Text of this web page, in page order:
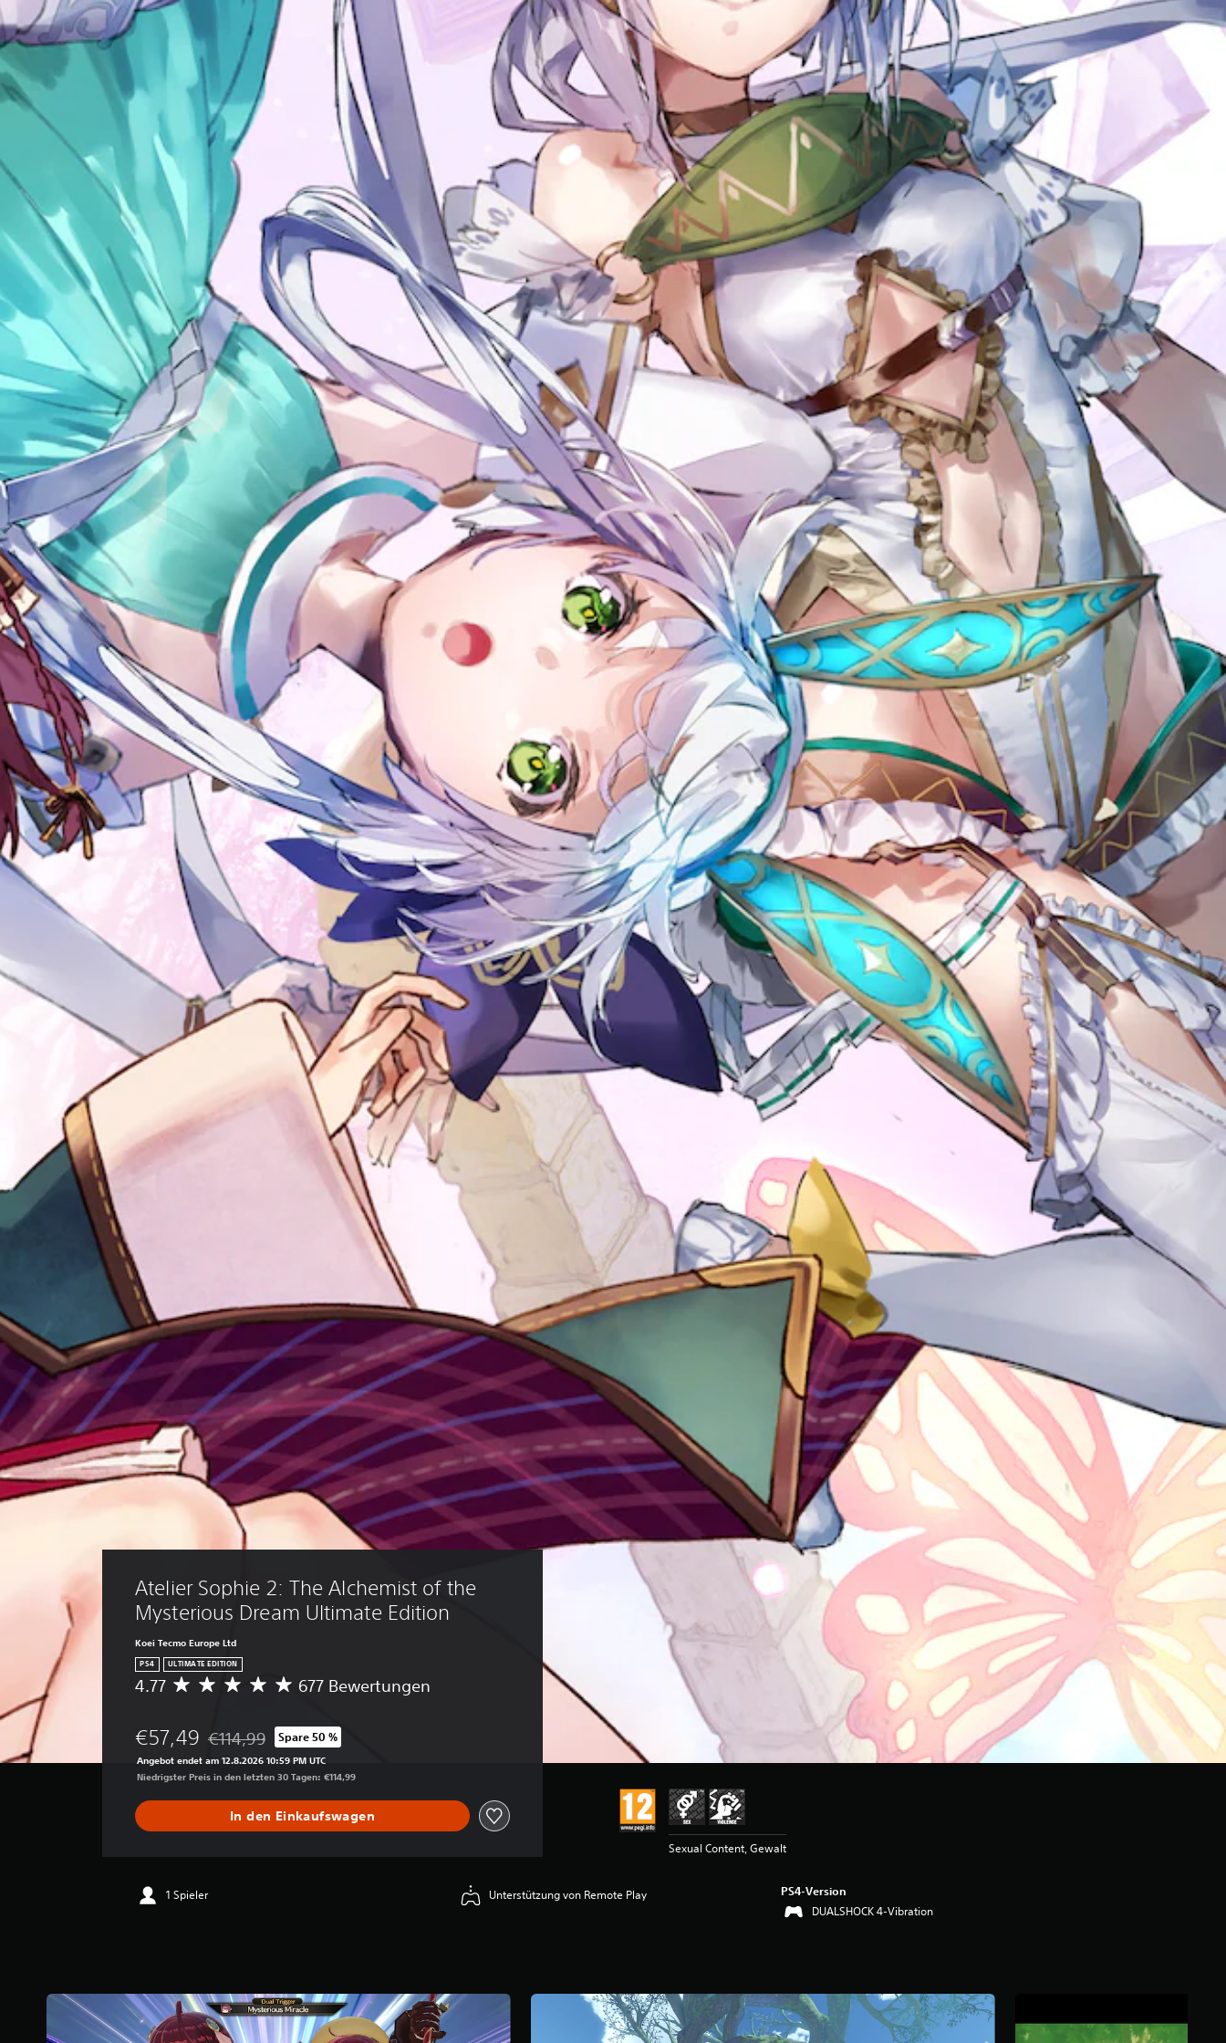
Atelier Sophie 2: The Alchemist of the
Mysterious Dream Ultimate Edition
Koei Tecmo Europe Ltd
PS4 ULTIMATE EDITION
D
c
h
s
h
n
t
e
w
e
4.77 677 Bewertungen
€57,49 Preisnachlass gegenüber dem Originalpreis von €114,99
€114,99 Spare 50 %
Angebot endet am 12.8.2026 10:59 PM UTC
Niedrigster Preis in den letzten 30 Tagen: €114,99
In den Einkaufswagen
Sexual Content, Gewalt
1 Spieler Unterstützung von Remote Play PS4-Version
DUALSHOCK 4-Vibration